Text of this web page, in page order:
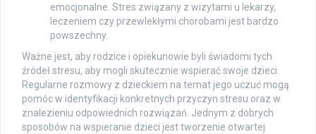
emocjonalne. Stres związany z wizytami u lekarzy,
leczeniem czy przewlekłymi chorobami jest bardzo
powszechny.
Ważne jest, aby rodzice i opiekunowie byli świadomi tych
źródeł stresu, aby mogli skutecznie wspierać swoje dzieci.
Regularne rozmowy z dzieckiem na temat jego uczuć mogą
pomóc w identyfikacji konkretnych przyczyn stresu oraz w
znalezieniu odpowiednich rozwiązań. Jednym z dobrych
sposobów na wspieranie dzieci jest tworzenie otwartej